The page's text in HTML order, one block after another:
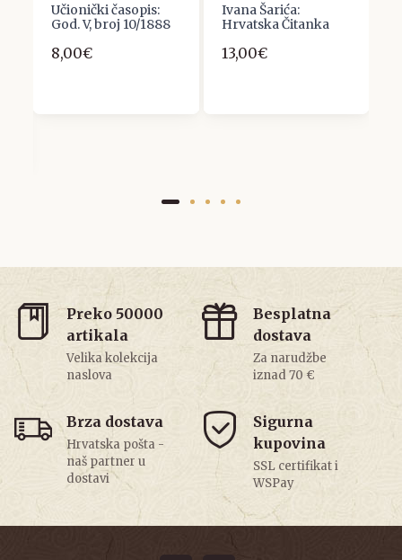
Učionički časopis:
God. V, broj 10/1888
8,00€
Ivana Šarića:
Hrvatska Čitanka
13,00€
Preko 50000
artikala
Velika kolekcija
naslova
Besplatna
dostava
Za narudžbe
iznad 70 €
Brza dostava
Hrvatska pošta -
naš partner u
dostavi
Sigurna
kupovina
SSL certifikat i
WSPay